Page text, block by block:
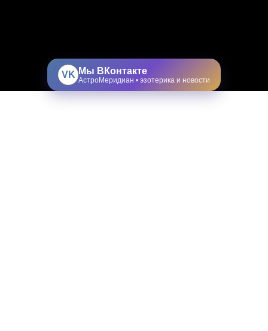
VK Мы ВКонтакте
АстроМеридиан • эзотерика и новости